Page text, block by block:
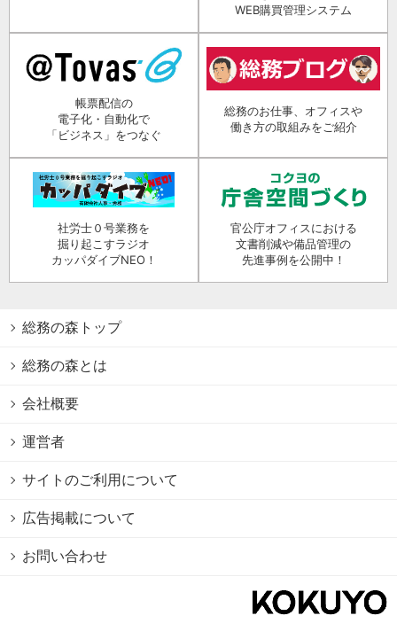
WEB購買管理システム
帳票配信の
電子化・自動化で
「ビジネス」をつなぐ
総務のお仕事、オフィスや
働き方の取組みをご紹介
社労士０号業務を
掘り起こすラジオ
カッパダイブNEO！
官公庁オフィスにおける
文書削減や備品管理の
先進事例を公開中！
総務の森トップ
総務の森とは
会社概要
運営者
サイトのご利用について
広告掲載について
お問い合わせ